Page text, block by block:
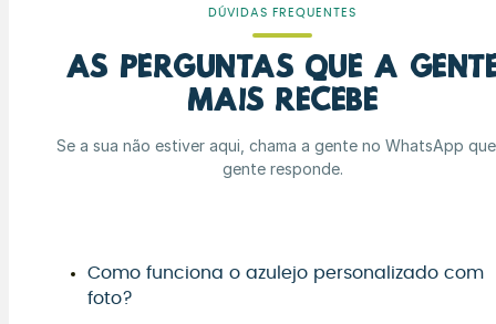
DÚVIDAS FREQUENTES
As perguntas que a
mais recebe
Se a sua não estiver aqui, chama a gente no WhatsApp
gente responde.
Como funciona o azulejo personalizado com
foto?